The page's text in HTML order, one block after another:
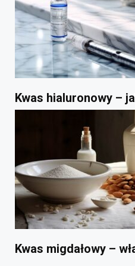
Kwas hialuronowy –
Kwas migdałowy –